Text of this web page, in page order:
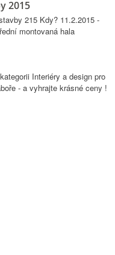
2015
215 Kdy? 11.2.2015 -
montovaná hala
Interiéry a design pro
- a vyhrajte krásné ceny !